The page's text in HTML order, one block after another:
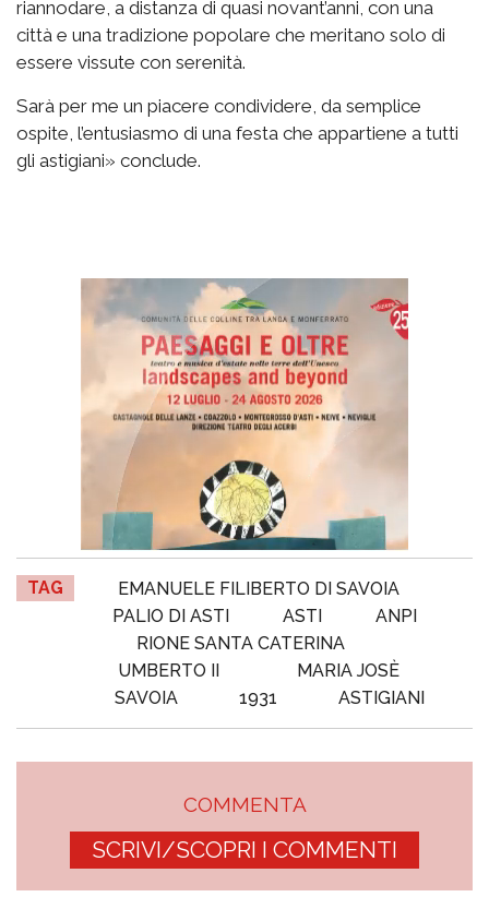
riannodare, a distanza di quasi novant’anni, con una
città e una tradizione popolare che meritano solo di
essere vissute con serenità.
Sarà per me un piacere condividere, da semplice
ospite, l’entusiasmo di una festa che appartiene a tutti
gli astigiani» conclude.
TAG
EMANUELE FILIBERTO DI SAVOIA
PALIO DI ASTI
ASTI
ANPI
RIONE SANTA CATERINA
UMBERTO II
MARIA JOSÈ
SAVOIA
1931 ASTIGIANI
COMMENTA
SCRIVI/SCOPRI I COMMENTI